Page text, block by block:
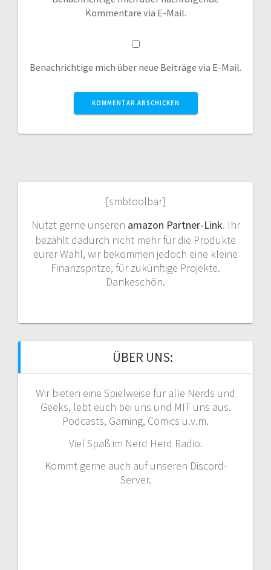
Kommentare via E-Mail.
Benachrichtige mich über neue Beiträge via E-Mail.
[smbtoolbar]
Nutzt gerne unseren amazon Partner-Link. Ihr
bezahlt dadurch nicht mehr für die Produkte
eurer Wahl, wir bekommen jedoch eine kleine
Finanzspritze, für zukünftige Projekte.
Dankeschön.
ÜBER UNS:
Wir bieten eine Spielweise für alle Nerds und
Geeks, lebt euch bei uns und MIT uns aus.
Podcasts, Gaming, Comics u.v.m.
Viel Spaß im Nerd Herd Radio.
Kommt gerne auch auf unseren Discord-
Server.